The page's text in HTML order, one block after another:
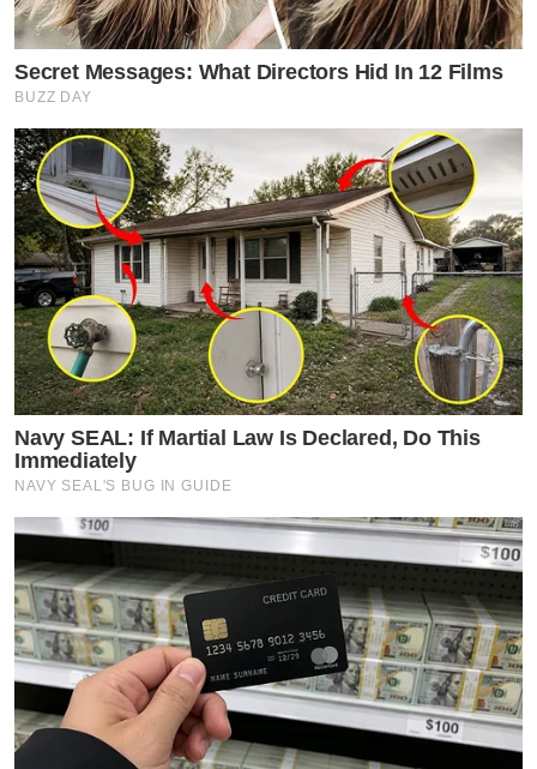
Secret Messages: What Directors Hid In 12 Films
BUZZ DAY
Navy SEAL: If Martial Law Is Declared, Do This
Immediately
NAVY SEAL'S BUG IN GUIDE